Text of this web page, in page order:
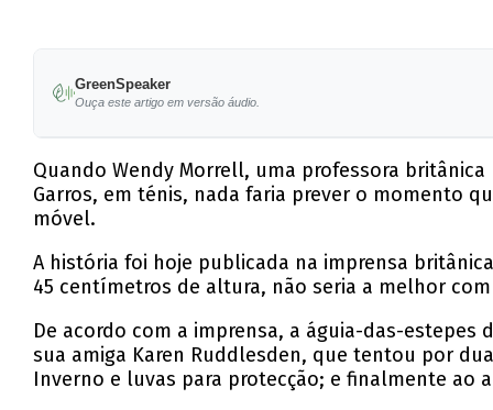
GreenSpeaker
Ouça este artigo em versão áudio.
Quando Wendy Morrell, uma professora
Garros, em ténis, nada faria prever o momento
móvel.
A história foi hoje publicada na imprensa
45 centímetros de altura, não seria a melhor
De acordo com a imprensa, a águia-das-
sua amiga Karen Ruddlesden, que tentou por
Inverno e luvas para protecção; e finalmente ao